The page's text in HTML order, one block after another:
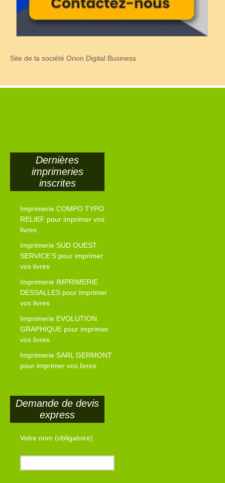
Site de la société Orion Digital Business
Dernières
imprimeries
inscrites
Imprimerie COMPO TYPO
RELIEF pour imprimer vos
livres
Imprimerie SUD OUEST
SERVICE’S pour imprimer
vos livres
Imprimerie IMPRIMERIE
DESSALLES pour imprimer
vos livres
Imprimerie EVOLUTION
GRAPHIQUE pour imprimer
vos livres
Imprimerie SARL GERMONT
pour imprimer vos livres
Demande de devis
express
Votre nom (obligatoire)